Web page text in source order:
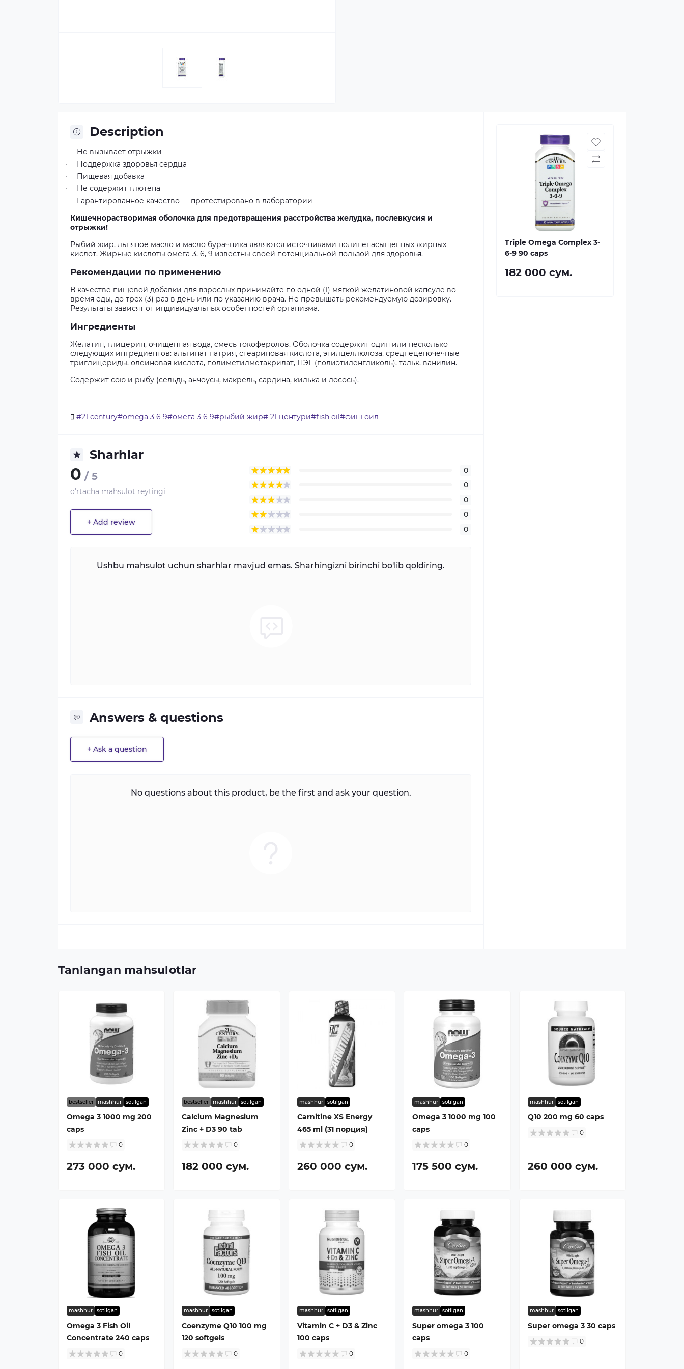
Description
· Не вызывает отрыжки
· Поддержка здоровья сердца
· Пищевая добавка
· Не содержит глютена
·
Гарантированное качество — протестировано в лаборатории
Кишечнорастворимая оболочка для предотвращения расстройства желудка, послевкусия и
отрыжки!
Рыбий жир, льняное масло и масло бурачника являются источниками полиненасыщенных жирных
кислот. Жирные кислоты омега-3, 6, 9 известны своей потенциальной пользой для здоровья.
Рекомендации по применению
В качестве пищевой добавки для взрослых принимайте по одной (1) мягкой желатиновой капсуле во
время еды, до трех (3) раз в день или по указанию врача. Не превышать рекомендуемую дозировку.
Результаты зависят от индивидуальных особенностей организма.
Ингредиенты
Желатин, глицерин, очищенная вода, смесь токоферолов. Оболочка содержит один или несколько
следующих ингредиентов: альгинат натрия, стеариновая кислота, этилцеллюлоза, среднецепочечные
триглицериды, олеиновая кислота, полиметилметакрилат, ПЭГ (полиэтиленгликоль), тальк, ванилин.
Содержит сою и рыбу (сельдь, анчоусы, макрель, сардина, килька и лосось).
#21 century#omega 3 6 9#омега 3 6 9#рыбий жир# 21 центури#fish oil#фиш оил
Sharhlar
0 / 5
o'rtacha mahsulot reytingi
+ Add review
0
0
0
0
0
Ushbu mahsulot uchun sharhlar mavjud emas. Sharhingizni birinchi bo'lib qoldiring.
Answers & questions
+ Ask a question
No questions about this product, be the first and ask your question.
Triple Omega Complex 3-
6-9 90 caps
182 000 сум.
Tanlangan mahsulotlar
bestseller mashhur sotilgan
Omega 3 1000 mg 200
caps
0
273 000 сум.
bestseller mashhur sotilgan
Calcium Magnesium
Zinc + D3 90 tab
0
182 000 сум.
mashhur sotilgan
Carnitine XS Energy
465 ml (31 порция)
0
260 000 сум.
mashhur sotilgan
Omega 3 1000 mg 100
caps
0
175 500 сум.
mashhur sotilgan
Q10 200 mg 60 caps
0
260 000 сум.
mashhur sotilgan
Omega 3 Fish Oil
Concentrate 240 caps
0
mashhur sotilgan
Coenzyme Q10 100 mg
120 softgels
0
mashhur sotilgan
Vitamin C + D3 & Zinc
100 caps
0
mashhur sotilgan
Super omega 3 100
caps
0
mashhur sotilgan
Super omega 3 30 caps
0